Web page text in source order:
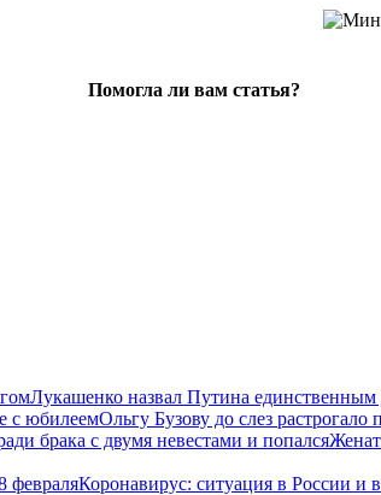
Помогла ли вам статья?
Лукашенко назвал Путина единственным
Ольгу Бузову до слез
Коронавирус: ситуация в России и